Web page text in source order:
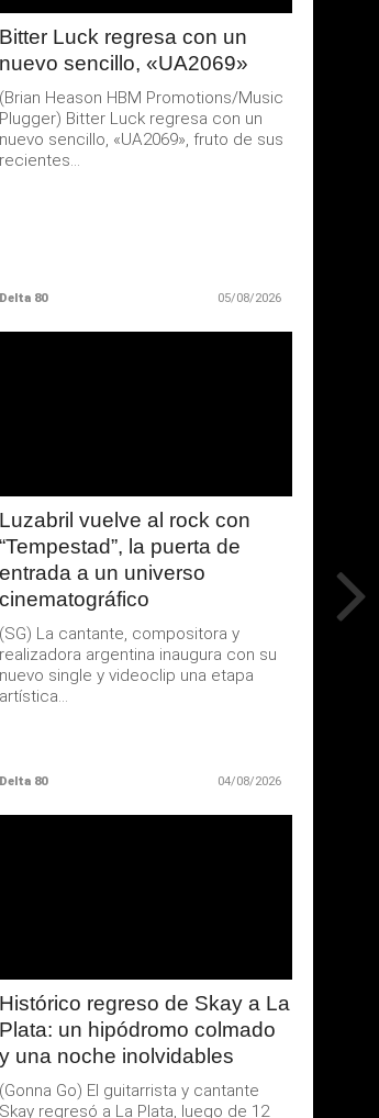
Bitter Luck regresa con un
nuevo sencillo, «UA2069»
(Brian Heason HBM Promotions/Music
Plugger) Bitter Luck regresa con un
nuevo sencillo, «UA2069», fruto de sus
recientes...
Delta 80 05/08/2026
Luzabril vuelve al rock con
“Tempestad”, la puerta de
entrada a un universo
cinematográfico
(SG) La cantante, compositora y
realizadora argentina inaugura con su
nuevo single y videoclip una etapa
artística...
Delta 80 04/08/2026
Histórico regreso de Skay a La
Plata: un hipódromo colmado
y una noche inolvidables
(Gonna Go) El guitarrista y cantante
Skay regresó a La Plata, luego de 12